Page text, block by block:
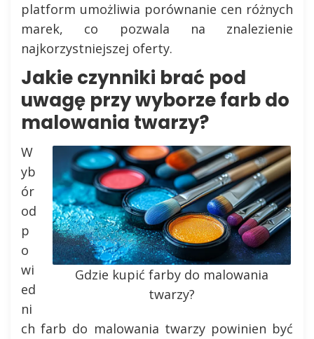
platform umożliwia porównanie cen różnych
marek, co pozwala na znalezienie
najkorzystniejszej oferty.
Jakie czynniki brać pod
uwagę przy wyborze farb do
malowania twarzy?
Gdzie kupić farby do malowania
twarzy?
W
yb
ór
od
p
o
wi
ed
ni
ch farb do malowania twarzy powinien być